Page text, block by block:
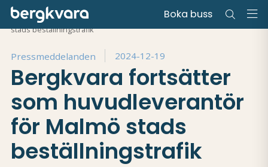
Boka buss
Hem/ Press / Bergkvara fortsätter som huvudleverantör för Malmö
stads beställningstrafik
Pressmeddelanden 2024-12-19
Bergkvara fortsätter
som huvudleverantör
för Malmö stads
beställningstrafik